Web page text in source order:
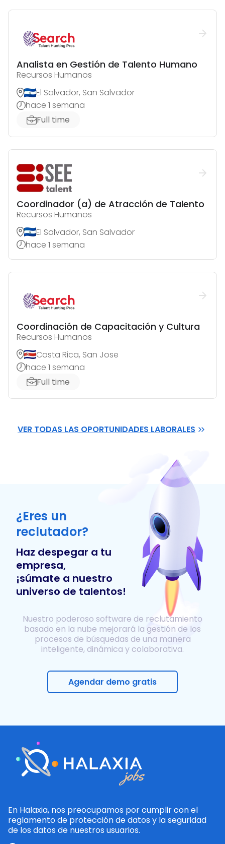
Analista en Gestión de Talento Humano
Recursos Humanos
El Salvador, San Salvador
hace 1 semana
Full time
Coordinador (a) de Atracción de Talento
Recursos Humanos
El Salvador, San Salvador
hace 1 semana
Coordinación de Capacitación y Cultura
Recursos Humanos
Costa Rica, San Jose
hace 1 semana
Full time
VER TODAS LAS OPORTUNIDADES LABORALES
¿Eres un
reclutador?
Haz despegar a tu
empresa,
¡súmate a nuestro
universo de talentos!
Nuestro poderoso software de reclutamiento
basado en la nube mejorará la gestión de los
procesos de búsquedas de una manera
inteligente, dinámica y colaborativa.
Agendar demo gratis
En Halaxia, nos preocupamos por cumplir con el
reglamento de protección de datos y la seguridad
de los datos de nuestros usuarios.